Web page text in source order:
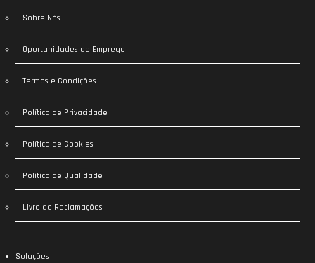
Sobre Nós
Oportunidades de Emprego
Termos e Condições
Política de Privacidade
Política de Cookies
Política de Qualidade
Livro de Reclamações
Soluções